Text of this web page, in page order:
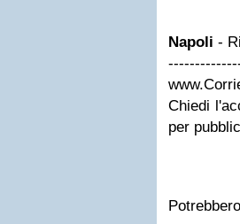
Napoli -
Chiedi
per